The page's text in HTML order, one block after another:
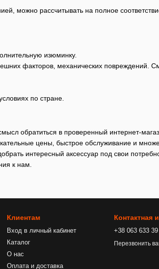
можно рассчитывать на полное
изюминку.
факторов, механических повреждений.
по стране.
обратиться в проверенный интернет-
цены, быстрое обслуживание и
интересный аксессуар под свои
к нам.
Клиентам
Вход в личный кабинет
Каталог
О нас
Оплата и доставка
Контактная
+38 063 633
Перезвонить